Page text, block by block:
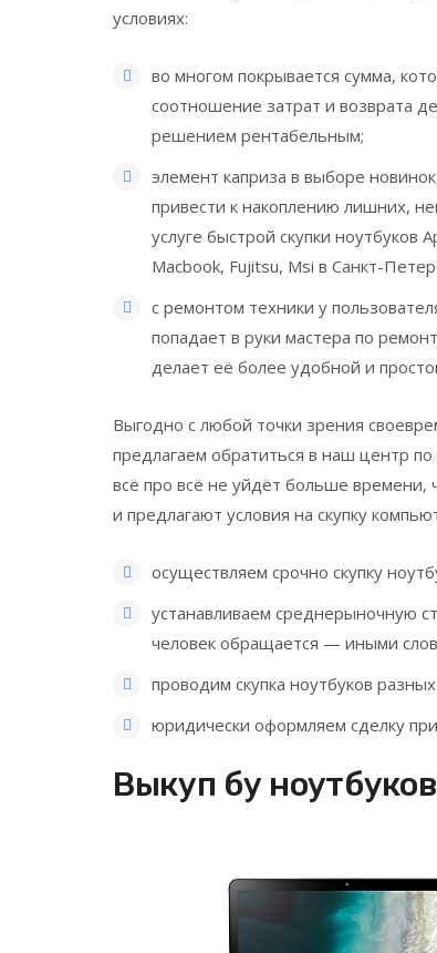
условиях:
во многом покрывается сумма,
соотношение затрат и возврата
решением рентабельным;
элемент каприза в выборе
привести к накоплению лишних,
услуге быстрой скупки ноутбуков
Macbook, Fujitsu, Msi в Санкт-
с ремонтом техники у
попадает в руки мастера по
делает её более удобной и
Выгодно с любой точки зрения
предлагаем обратиться в наш центр по
всё про всё не уйдёт больше времени,
и предлагают условия на скупку
осуществляем срочно скупку
устанавливаем среднерыночную
человек обращается — иными
проводим скупка ноутбуков
юридически оформляем сделку
Выкуп бу ноутбуков